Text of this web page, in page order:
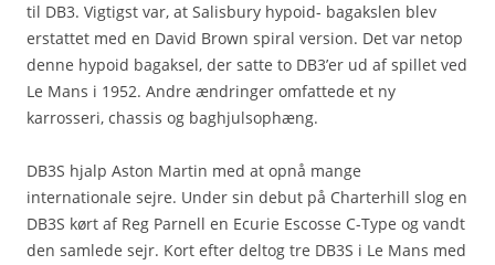
til DB3. Vigtigst var, at Salisbury hypoid- bagakslen blev
erstattet med en David Brown spiral version. Det var netop
denne hypoid bagaksel, der satte to DB3’er ud af spillet ved
Le Mans i 1952. Andre ændringer omfattede et ny
karrosseri, chassis og baghjulsophæng.
DB3S hjalp Aston Martin med at opnå mange
internationale sejre. Under sin debut på Charterhill slog en
DB3S kørt af Reg Parnell en Ecurie Escosse C-Type og vandt
den samlede sejr. Kort efter deltog tre DB3S i Le Mans med